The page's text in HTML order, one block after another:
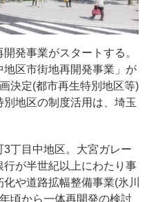
発事業がスタートする。
地区市街地再開発事業」が
決定(都市再生特別地区等)
地区の制度活用は、埼玉
丁目中地区。大宮ガレー
が半世紀以上にわたり事
や道路拡幅整備事業(氷川
頃から一体再開発の検討